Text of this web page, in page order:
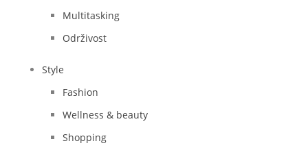
Multitasking
Održivost
Style
Fashion
Wellness & beauty
Shopping